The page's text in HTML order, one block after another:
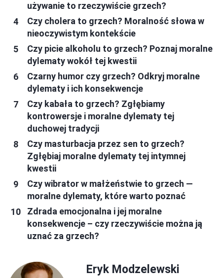
używanie to rzeczywiście grzech?
Czy cholera to grzech? Moralność słowa w
nieoczywistym kontekście
Czy picie alkoholu to grzech? Poznaj moralne
dylematy wokół tej kwestii
Czarny humor czy grzech? Odkryj moralne
dylematy i ich konsekwencje
Czy kabała to grzech? Zgłębiamy
kontrowersje i moralne dylematy tej
duchowej tradycji
Czy masturbacja przez sen to grzech?
Zgłębiaj moralne dylematy tej intymnej
kwestii
Czy wibrator w małżeństwie to grzech —
moralne dylematy, które warto poznać
Zdrada emocjonalna i jej moralne
konsekwencje – czy rzeczywiście można ją
uznać za grzech?
Eryk Modzelewski